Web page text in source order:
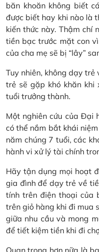
băn khoăn không biết
được biết hay khi nào là
kiến thức này. Thậm chí
tiền bạc trước mặt con
của cha mẹ sẽ bị “lây”
Tuy nhiên, không dạy
trẻ sẽ gặp khó khăn
tuổi trưởng thành.
Một nghiên cứu của Đại
có thể nắm bắt khái
năm chúng 7 tuổi, các
hành vi xử lý tài chính
Hãy tận dụng mọi hoạt
gia đình để dạy trẻ về
tính trên điện thoại của
trên giỏ hàng khi đi mua
giữa nhu cầu và mong
để tiết kiệm tiền khi đi
Quan trọng hơn nữa là